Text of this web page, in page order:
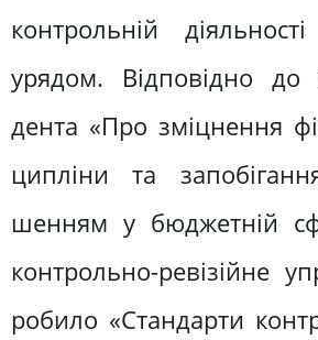
контрольній
урядом. Відповідно
дента «Про зміцнення
ципліни та
шенням у бюджетній
контрольно-ревізійне
робило «Стандарти